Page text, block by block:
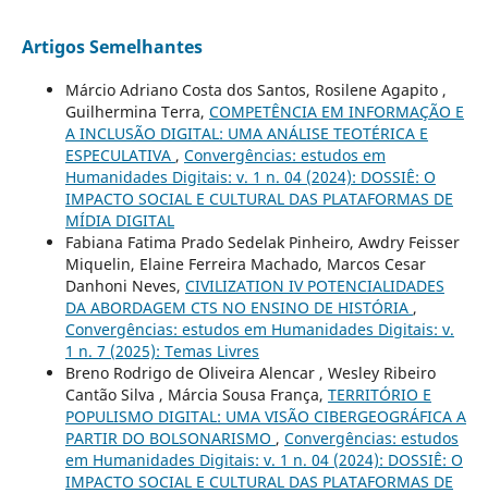
Artigos Semelhantes
Márcio Adriano Costa dos Santos, Rosilene Agapito ,
Guilhermina Terra, COMPETÊNCIA EM INFORMAÇÃO E
A INCLUSÃO DIGITAL: UMA ANÁLISE TEOTÉRICA E
ESPECULATIVA , Convergências: estudos em
Humanidades Digitais: v. 1 n. 04 (2024): DOSSIÊ: O
IMPACTO SOCIAL E CULTURAL DAS PLATAFORMAS DE
MÍDIA DIGITAL
Fabiana Fatima Prado Sedelak Pinheiro, Awdry Feisser
Miquelin, Elaine Ferreira Machado, Marcos Cesar
Danhoni Neves, CIVILIZATION IV POTENCIALIDADES
DA ABORDAGEM CTS NO ENSINO DE HISTÓRIA ,
Convergências: estudos em Humanidades Digitais: v.
1 n. 7 (2025): Temas Livres
Breno Rodrigo de Oliveira Alencar , Wesley Ribeiro
Cantão Silva , Márcia Sousa França, TERRITÓRIO E
POPULISMO DIGITAL: UMA VISÃO CIBERGEOGRÁFICA A
PARTIR DO BOLSONARISMO , Convergências: estudos
em Humanidades Digitais: v. 1 n. 04 (2024): DOSSIÊ: O
IMPACTO SOCIAL E CULTURAL DAS PLATAFORMAS DE